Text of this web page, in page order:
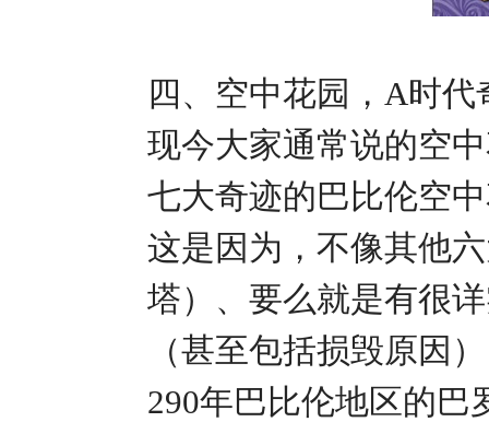
四、空中花园，A时
现今大家通常说的空
七大奇迹的巴比伦空
这是因为，不像其他
塔）、要么就是有很
（甚至包括损毁原因
290年巴比伦地区的巴